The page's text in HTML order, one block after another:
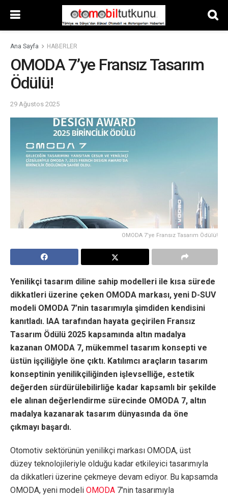
Ana Sayfa HABERLER
OMODA 7’ye Fransız Tasarım
Ödülü!
29 Ağustos 2025
OMODA 7’ye Fransız Tasarım Ödülü!
Yenilikçi tasarım diline sahip modelleri ile kısa sürede
dikkatleri üzerine çeken OMODA markası, yeni D-SUV
modeli OMODA 7’nin tasarımıyla şimdiden kendisini
kanıtladı. IAA tarafından hayata geçirilen Fransız
Tasarım Ödülü 2025 kapsamında altın madalya
kazanan OMODA 7, mükemmel tasarım konsepti ve
üstün işçiliğiyle öne çıktı. Katılımcı araçların tasarım
konseptinin yenilikçiliğinden işlevselliğe, estetik
değerden sürdürülebilirliğe kadar kapsamlı bir şekilde
ele alınan değerlendirme sürecinde OMODA 7, altın
madalya kazanarak tasarım dünyasında da öne
çıkmayı başardı.
Otomotiv sektörünün yenilikçi markası OMODA, üst
düzey teknolojileriyle olduğu kadar etkileyici tasarımıyla
da dikkatleri üzerine çekmeye devam ediyor. Bu kapsamda
OMODA, yeni modeli OMODA 7’nin tasarımıyla